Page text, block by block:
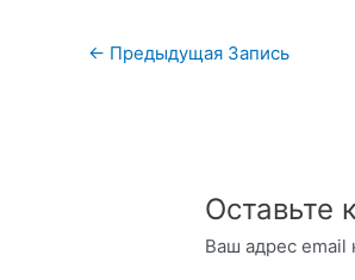
Навигация
← Предыдущая Запись
Оставьте
Ваш адрес email